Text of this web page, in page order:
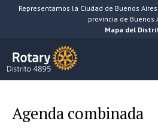
SaltarRepresentamos la Ciudad de Buenos
provincia de Buenos
Mapa del
Agenda combinada